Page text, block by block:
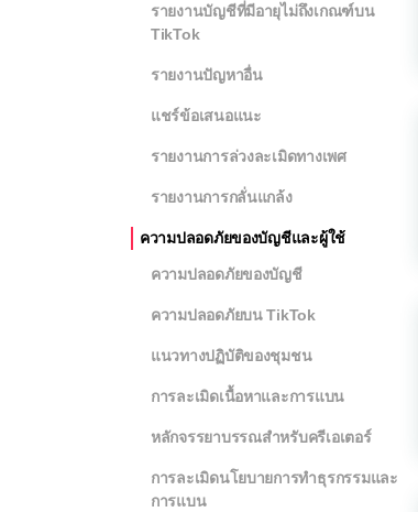
รายงานบัญชีที่มีอายุไม่ถึงเกณฑ์บน
TikTok
รายงานปัญหาอื่น
แชร์ข้อเสนอแนะ
รายงานการล่วงละเมิดทางเพศ
รายงานการกลั่นแกล้ง
ความปลอดภัยของบัญชีและผู้ใช้
ความปลอดภัยของบัญชี
ความปลอดภัยบน TikTok
แนวทางปฏิบัติของชุมชน
การละเมิดเนื้อหาและการแบน
หลักจรรยาบรรณสำหรับครีเอเตอร์
การละเมิดนโยบายการทำธุรกรรมและ
การแบน